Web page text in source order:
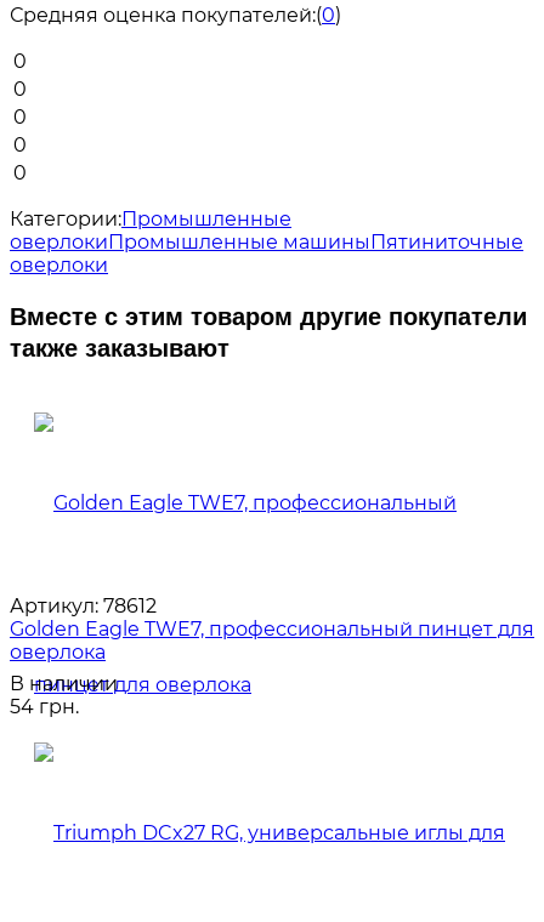
Средняя оценка покупателей:(0)
0
0
0
0
0
Категории:Промышленные
оверлокиПромышленные машиныПятиниточные
оверлоки
Вместе с этим товаром другие покупатели
также заказывают
Артикул: 78612
Golden Eagle TWE7, профессиональный пинцет для
оверлока
В наличии
54 грн.